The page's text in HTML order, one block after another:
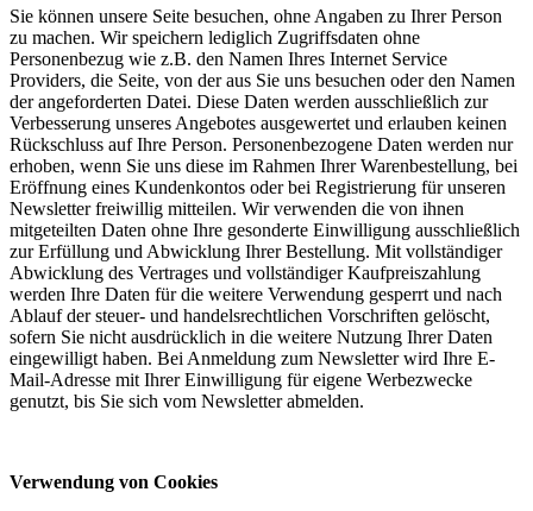
Sie können unsere Seite besuchen, ohne Angaben zu Ihrer Person
zu machen. Wir speichern lediglich Zugriffsdaten ohne
Personenbezug wie z.B. den Namen Ihres Internet Service
Providers, die Seite, von der aus Sie uns besuchen oder den Namen
der angeforderten Datei. Diese Daten werden ausschließlich zur
Verbesserung unseres Angebotes ausgewertet und erlauben keinen
Rückschluss auf Ihre Person. Personenbezogene Daten werden nur
erhoben, wenn Sie uns diese im Rahmen Ihrer Warenbestellung, bei
Eröffnung eines Kundenkontos oder bei Registrierung für unseren
Newsletter freiwillig mitteilen. Wir verwenden die von ihnen
mitgeteilten Daten ohne Ihre gesonderte Einwilligung ausschließlich
zur Erfüllung und Abwicklung Ihrer Bestellung. Mit vollständiger
Abwicklung des Vertrages und vollständiger Kaufpreiszahlung
werden Ihre Daten für die weitere Verwendung gesperrt und nach
Ablauf der steuer- und handelsrechtlichen Vorschriften gelöscht,
sofern Sie nicht ausdrücklich in die weitere Nutzung Ihrer Daten
eingewilligt haben. Bei Anmeldung zum Newsletter wird Ihre E-
Mail-Adresse mit Ihrer Einwilligung für eigene Werbezwecke
genutzt, bis Sie sich vom Newsletter abmelden.
Verwendung von Cookies